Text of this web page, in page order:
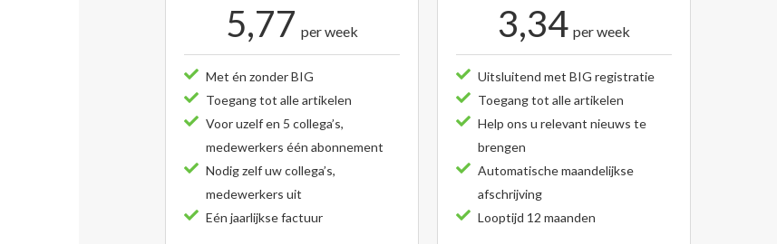
5,77 per week
Met én zonder BIG
Toegang tot alle artikelen
Voor uzelf en 5 collega’s,
medewerkers één abonnement
Nodig zelf uw collega’s,
medewerkers uit
Eén jaarlijkse factuur
3,34 per week
Uitsluitend met BIG registratie
Toegang tot alle artikelen
Help ons u relevant nieuws te
brengen
Automatische maandelijkse
afschrijving
Looptijd 12 maanden